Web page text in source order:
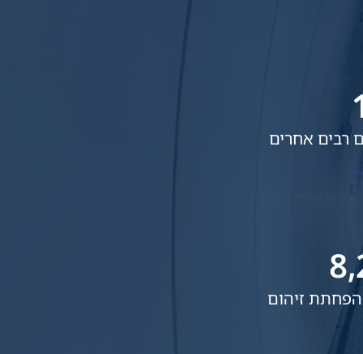
זיהום